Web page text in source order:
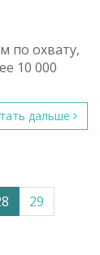
по охвату,
10 000
дальше
29